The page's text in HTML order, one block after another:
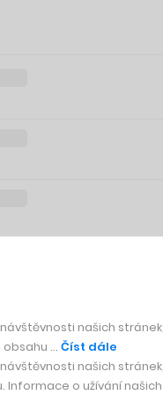
našich stránek,
… Číst dále
našich stránek,
Informace o užívání našich